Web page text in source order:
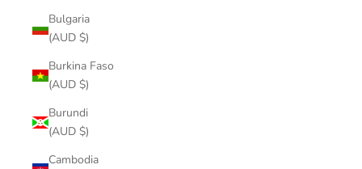
Bulgaria
(AUD $)
Burkina Faso
(AUD $)
Burundi
(AUD $)
Cambodia